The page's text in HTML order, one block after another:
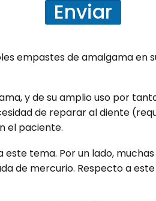
Enviar
empastes de amalgama en
y de su amplio uso por
de reparar al diente
el paciente.
tema. Por un lado,
de mercurio. Respecto a